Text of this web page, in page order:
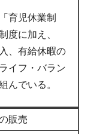
育児休業制
度に加え、
、有給休暇の
イフ・バラン
んでいる。
販売